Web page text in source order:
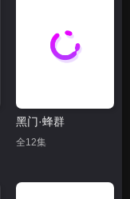
黑门·蜂群
全12集